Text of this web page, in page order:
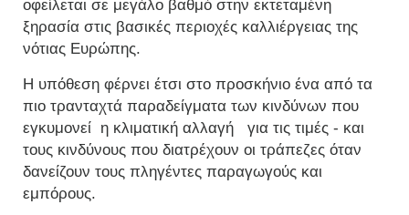
οφείλεται σε μεγάλο βαθμό στην εκτεταμένη
ξηρασία στις βασικές περιοχές καλλιέργειας της
νότιας Ευρώπης.
Η υπόθεση φέρνει έτσι στο προσκήνιο ένα από τα
πιο τρανταχτά παραδείγματα των κινδύνων που
εγκυμονεί η κλιματική αλλαγή για τις τιμές - και
τους κινδύνους που διατρέχουν οι τράπεζες όταν
δανείζουν τους πληγέντες παραγωγούς και
εμπόρους.